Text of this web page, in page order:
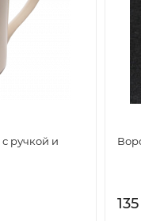
ручкой и
135